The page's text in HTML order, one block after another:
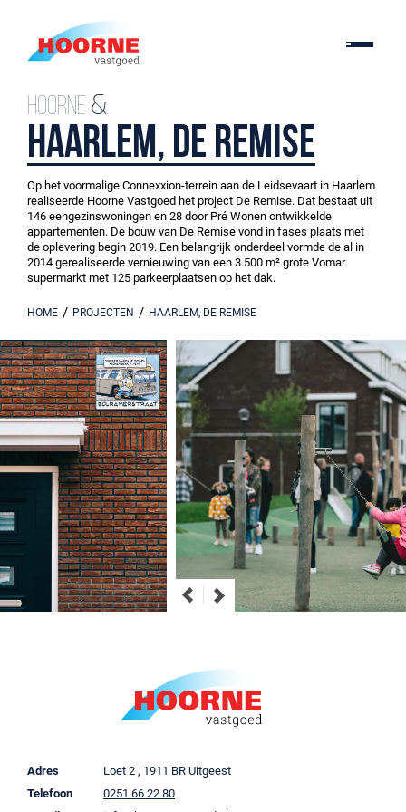
Hoorne &
Haarlem, De Remise
Op het voormalige Connexxion-terrein aan de Leidsevaart in Haarlem
realiseerde Hoorne Vastgoed het project De Remise. Dat bestaat uit
146 eengezinswoningen en 28 door Pré Wonen ontwikkelde
appartementen. De bouw van De Remise vond in fases plaats met
de oplevering begin 2019. Een belangrijk onderdeel vormde de al in
2014 gerealiseerde vernieuwing van een 3.500 m² grote Vomar
supermarkt met 125 parkeerplaatsen op het dak.
HOME / PROJECTEN / HAARLEM, DE REMISE
Adres
Loet 2 , 1911 BR Uitgeest
Telefoon
0251 66 22 80